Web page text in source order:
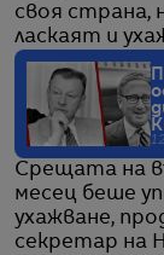
своя страна,
ласкаят и
Срещата на
месец беше
ухажване,
секретар на